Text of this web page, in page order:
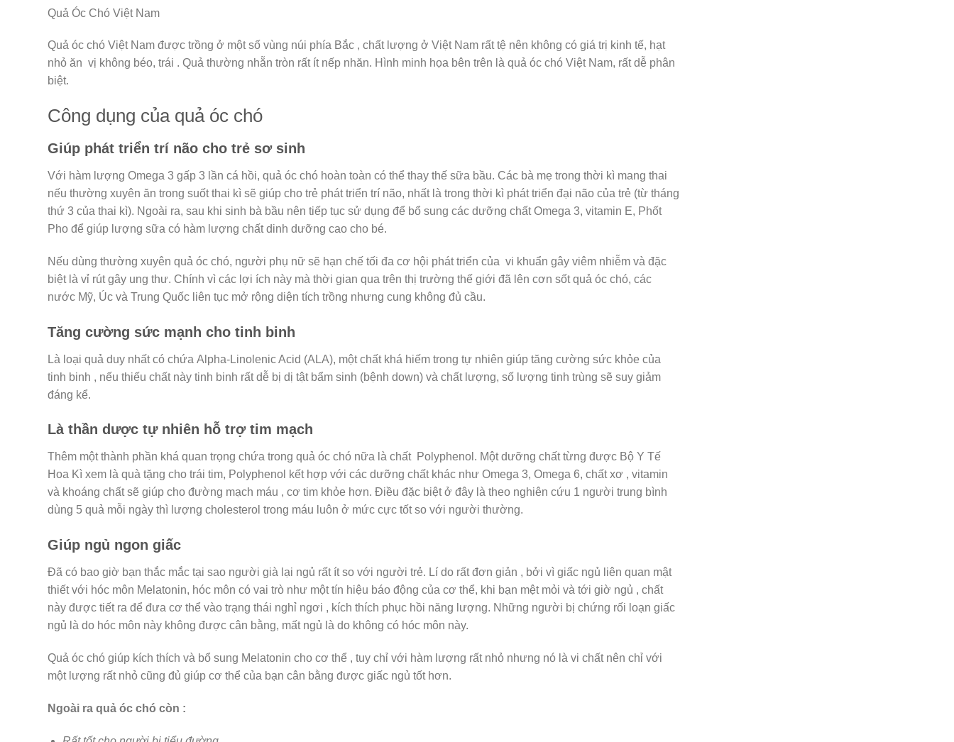
Quả Óc Chó Việt Nam
Quả óc chó Việt Nam được trồng ở một số vùng núi phía Bắc , chất lượng ở Việt Nam rất tệ nên không có giá trị kinh tế, hạt
nhỏ ăn vị không béo, trái . Quả thường nhẵn tròn rất ít nếp nhăn. Hình minh họa bên trên là quả óc chó Việt Nam, rất dễ phân
biệt.
Công dụng của quả óc chó
Giúp phát triển trí não cho trẻ sơ sinh
Với hàm lượng Omega 3 gấp 3 lần cá hồi, quả óc chó hoàn toàn có thể thay thế sữa bầu. Các bà mẹ trong thời kì mang thai
nếu thường xuyên ăn trong suốt thai kì sẽ giúp cho trẻ phát triển trí não, nhất là trong thời kì phát triển đại não của trẻ (từ tháng
thứ 3 của thai kì). Ngoài ra, sau khi sinh bà bầu nên tiếp tục sử dụng để bổ sung các dưỡng chất Omega 3, vitamin E, Phốt
Pho để giúp lượng sữa có hàm lượng chất dinh dưỡng cao cho bé.
Nếu dùng thường xuyên quả óc chó, người phụ nữ sẽ hạn chế tối đa cơ hội phát triển của vi khuẩn gây viêm nhiễm và đặc
biệt là vỉ rút gây ung thư. Chính vì các lợi ích này mà thời gian qua trên thị trường thế giới đã lên cơn sốt quả óc chó, các
nước Mỹ, Úc và Trung Quốc liên tục mở rộng diện tích trồng nhưng cung không đủ cầu.
Tăng cường sức mạnh cho tinh binh
Là loại quả duy nhất có chứa Alpha-Linolenic Acid (ALA), một chất khá hiếm trong tự nhiên giúp tăng cường sức khỏe của
tinh binh , nếu thiếu chất này tinh binh rất dễ bị dị tật bẩm sinh (bệnh down) và chất lượng, số lượng tinh trùng sẽ suy giảm
đáng kể.
Là thần dược tự nhiên hỗ trợ tim mạch
Thêm một thành phần khá quan trọng chứa trong quả óc chó nữa là chất Polyphenol. Một dưỡng chất từng được Bộ Y Tế
Hoa Kì xem là quà tặng cho trái tim, Polyphenol kết hợp với các dưỡng chất khác như Omega 3, Omega 6, chất xơ , vitamin
và khoáng chất sẽ giúp cho đường mạch máu , cơ tim khỏe hơn. Điều đặc biệt ở đây là theo nghiên cứu 1 người trung bình
dùng 5 quả mỗi ngày thì lượng cholesterol trong máu luôn ở mức cực tốt so với người thường.
Giúp ngủ ngon giấc
Đã có bao giờ bạn thắc mắc tại sao người già lại ngủ rất ít so với người trẻ. Lí do rất đơn giản , bởi vì giấc ngủ liên quan mật
thiết với hóc môn Melatonin, hóc môn có vai trò như một tín hiệu báo động của cơ thể, khi bạn mệt mỏi và tới giờ ngủ , chất
này được tiết ra để đưa cơ thể vào trạng thái nghỉ ngơi , kích thích phục hồi năng lượng. Những người bị chứng rối loạn giấc
ngủ là do hóc môn này không được cân bằng, mất ngủ là do không có hóc môn này.
Quả óc chó giúp kích thích và bổ sung Melatonin cho cơ thể , tuy chỉ với hàm lượng rất nhỏ nhưng nó là vi chất nên chỉ với
một lượng rất nhỏ cũng đủ giúp cơ thể của bạn cân bằng được giấc ngủ tốt hơn.
Ngoài ra quả óc chó còn :